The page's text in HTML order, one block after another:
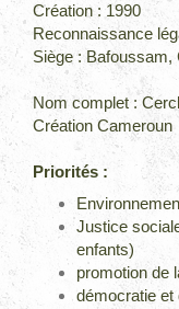
Création : 1990
Reconnaissance
Siège : Bafoussam,
Nom complet :
Création Cameroun
Priorités :
Justice
enfants)
promotion de
démocratie et